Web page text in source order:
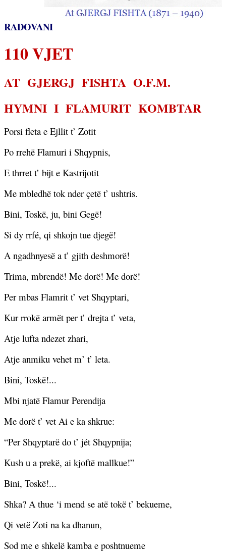
RADOVANI
110 VJET
AT GJERGJ FISHTA O.F.M.
HYMNI I FLAMURIT KOMBTAR
Porsi fleta e Ejllit t’ Zotit
Po rrehë Flamuri i Shqypnis,
E thrret t’ bijt e Kastrijotit
Me mbledhë tok nder çetë t’ ushtris.
Bini, Toskë, ju, bini Gegë!
Si dy rrfé, qi shkojn tue djegë!
A ngadhnyesë a t’ gjith deshmorë!
Trima, mbrendë! Me dorë! Me dorë!
Per mbas Flamrit t’ vet Shqyptari,
Kur rrokë armët per t’ drejta t’ veta,
Atje lufta ndezet zhari,
Atje anmiku vehet m’ t’ leta.
Bini, Toskë!...
Mbi njatë Flamur Perendija
Me dorë t’ vet Ai e ka shkrue:
“Per Shqyptarë do t’ jét Shqypnija;
Kush u a prekë, ai kjoftë mallkue!”
Bini, Toskë!...
Shka? A thue ‘i mend se atë tokë t’ bekueme,
Qi vetë Zoti na ka dhanun,
Sod me e shkelë kamba e poshtnueme